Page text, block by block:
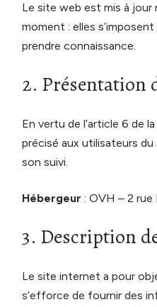
Le site web est mis à
moment : elles
prendre connaissance.
2. Présentation
En vertu de l’article 6 de
précisé aux utilisateurs
son suivi.
Hébergeur : OVH – 2 rue
3. Description
Le site internet a pour
s’efforce de fournir des